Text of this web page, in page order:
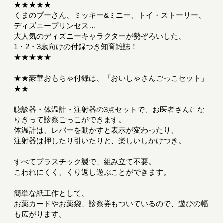
★★★★★
くまのプーさん、ミッキー&ミニー、トイ・ストーリー、
ディズニープリンセス…
大人気のディズニーキャラクターが勢ぞろいした、
1・2・3歳向けの付録つき知育雑誌！
★★★★★
★★豪華おもちゃ付録は、「おいしゃさんごっこセット」
★★
聴診器・体温計・注射器の3点セットで、お医者さんにな
りきって診察ごっこができます。
体温計は、レバーを動かすと表示が変わったり、
注射器は押したり引いたりと、楽しいしかけつき。
すべてプラスチック製で、組み立て不要。
こわれにくく、くり返し遊ぶことができます。
簡単な紙工作として、
お薬カードやお薬袋、診察券もついているので、遊びの幅
も広がります。